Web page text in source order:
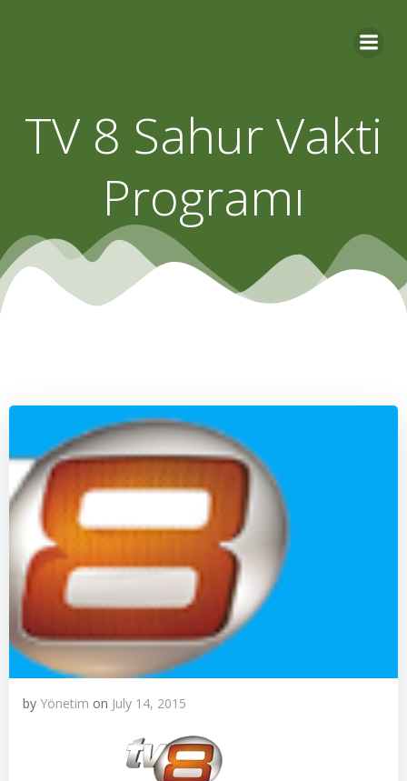
TV 8 Sahur Vakti
Programı
by Yönetim on July 14, 2015